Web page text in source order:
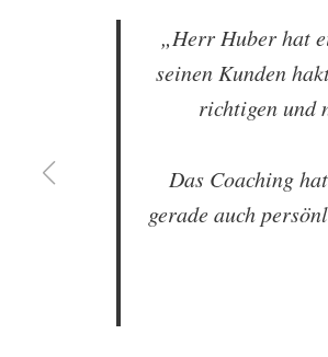
„Herr Huber hat
seinen Kunden
richtigen und
Das Coaching
gerade auch